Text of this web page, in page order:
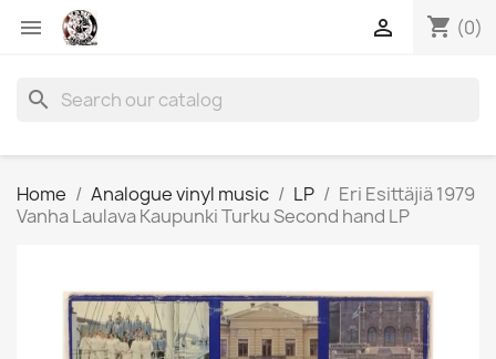
 shopping_cart (0)

search
Home Analogue vinyl music LP
Eri Esittäjiä 1979
Vanha Laulava Kaupunki Turku Second hand LP